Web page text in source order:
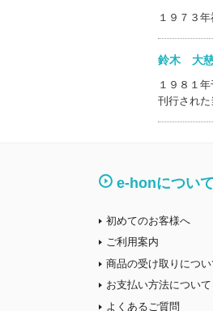
１９７３
鈴木 大
１９８１
刊行された
e-honについて
初めてのお客様へ
ご利用案内
商品の受け取りについ
お支払い方法について
よくあるご質問